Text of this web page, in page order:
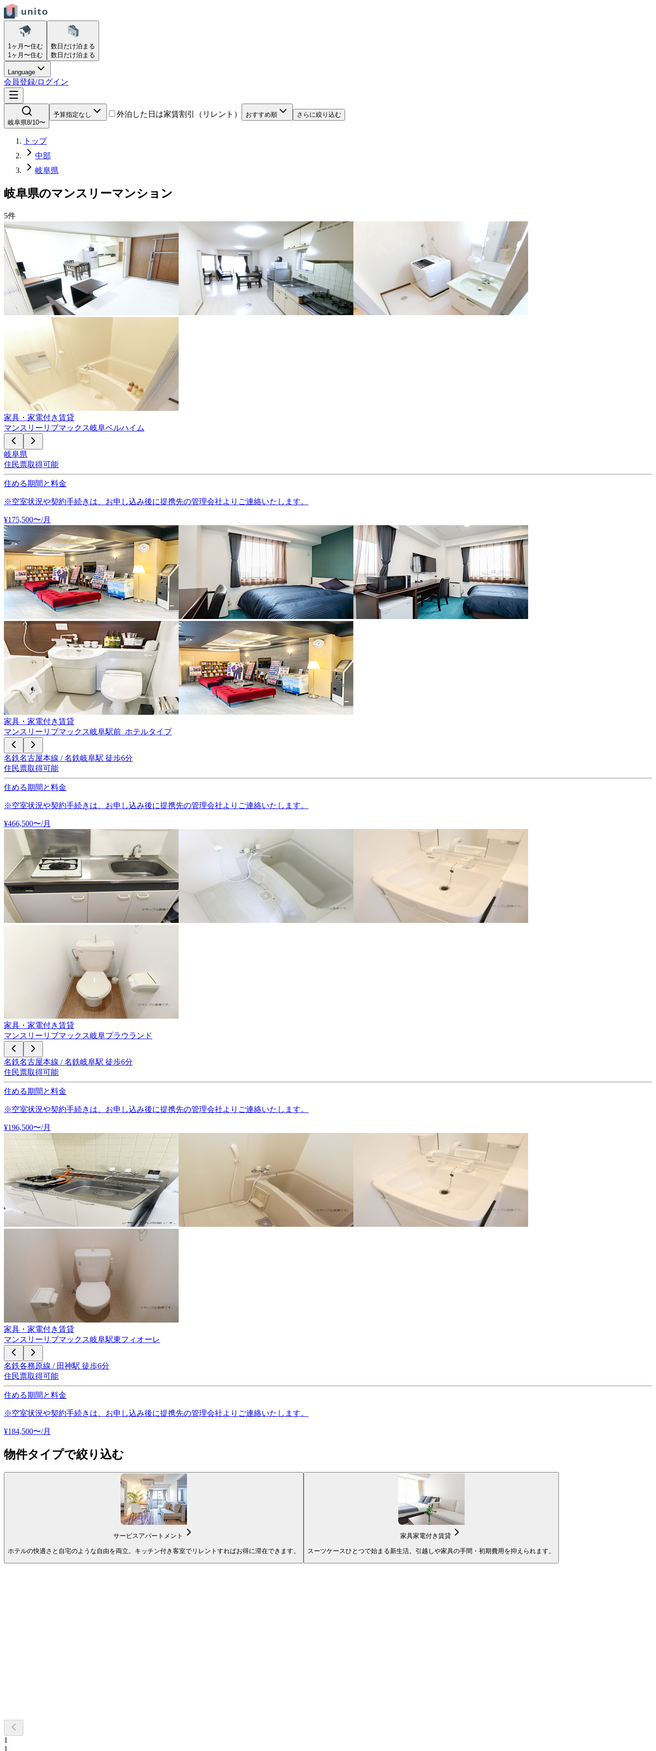
1ヶ月〜住む
1ヶ月〜住む
数日だけ泊まる
数日だけ泊まる
Language
会員登録/ログイン
岐阜県8/10〜
予算指定なし 外泊した日は家賃割引（リレント） おすすめ順 さらに絞り込む
トップ
中部
岐阜県
岐阜県のマンスリーマンション
5件
家具・家電付き賃貸
マンスリーリブマックス岐阜ベルハイム
岐阜県
住民票取得可能
住める期間と料金
※空室状況や契約手続きは、お申し込み後に提携先の管理会社よりご連絡いたします。
¥175,500〜/月
家具・家電付き賃貸
マンスリーリブマックス岐阜駅前_ホテルタイプ
名鉄名古屋本線 / 名鉄岐阜駅 徒歩6分
住民票取得可能
住める期間と料金
※空室状況や契約手続きは、お申し込み後に提携先の管理会社よりご連絡いたします。
¥466,500〜/月
家具・家電付き賃貸
マンスリーリブマックス岐阜プラウランド
名鉄名古屋本線 / 名鉄岐阜駅 徒歩6分
住民票取得可能
住める期間と料金
※空室状況や契約手続きは、お申し込み後に提携先の管理会社よりご連絡いたします。
¥196,500〜/月
家具・家電付き賃貸
マンスリーリブマックス岐阜駅東フィオーレ
名鉄各務原線 / 田神駅 徒歩6分
住民票取得可能
住める期間と料金
※空室状況や契約手続きは、お申し込み後に提携先の管理会社よりご連絡いたします。
¥184,500〜/月
物件タイプで絞り込む
サービスアパートメント
ホテルの快適さと自宅のような自由を両立。キッチン付き客室でリレントすればお得に滞在できます。
家具家電付き賃貸
スーツケースひとつで始まる新生活。引越しや家具の手間・初期費用を抑えられます。
1
1